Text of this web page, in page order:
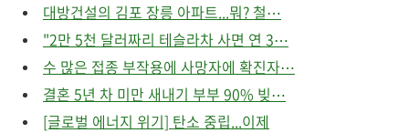
대방건설의 김포 장릉 아파트...뭐? 철⋯
"2만 5천 달러짜리 테슬라차 사면 연 3⋯
수 많은 접종 부작용에 사망자에 확진자⋯
결혼 5년 차 미만 새내기 부부 90% 빚⋯
[글로벌 에너지 위기] 탄소 중립...이제